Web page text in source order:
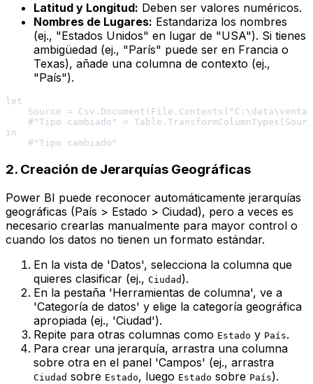
Latitud y Longitud: Deben ser valores numéricos.
Nombres de Lugares: Estandariza los nombres
(ej., "Estados Unidos" en lugar de "USA"). Si tienes
ambigüedad (ej., "París" puede ser en Francia o
Texas), añade una columna de contexto (ej.,
"País").
let
Source =
#"Tipo cambiado" =
in
2. Creación de Jerarquías Geográficas
Power BI puede reconocer automáticamente jerarquías
geográficas (País > Estado > Ciudad), pero a veces es
necesario crearlas manualmente para mayor control o
cuando los datos no tienen un formato estándar.
En la vista de 'Datos', selecciona la columna que
quieres clasificar (ej., Ciudad ).
En la pestaña 'Herramientas de columna', ve a
'Categoría de datos' y elige la categoría geográfica
apropiada (ej., 'Ciudad').
Repite para otras columnas como Estado y País.
Para crear una jerarquía, arrastra una columna
sobre otra en el panel 'Campos' (ej., arrastra
Ciudad sobre Estado, luego Estado sobre País).